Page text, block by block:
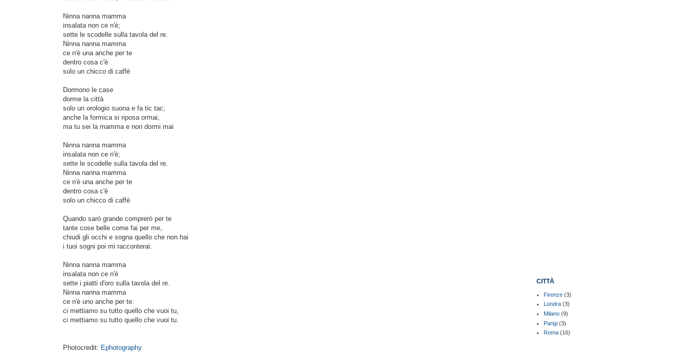
Ninna nanna mamma
insalata non ce n'è;
sette le scodelle sulla tavola del re.
Ninna nanna mamma
ce n'è una anche per te
dentro cosa c'è
solo un chicco di caffè
Dormono le case
dorme la città
solo un orologio suona e fa tic tac;
anche la formica si riposa ormai,
ma tu sei la mamma e non dormi mai
Ninna nanna mamma
insalata non ce n'è;
sette le scodelle sulla tavola del re.
Ninna nanna mamma
ce n'è una anche per te
dentro cosa c'è
solo un chicco di caffè
Quando sarò grande comprerò per te
tante cose belle come fai per me,
chiudi gli occhi e sogna quello che non hai
i tuoi sogni poi mi racconterai.
Ninna nanna mamma
insalata non ce n'è
sette i piatti d'oro sulla tavola del re.
Ninna nanna mamma
ce n'è uno anche per te:
ci mettiamo su tutto quello che vuoi tu,
ci mettiamo su tutto quello che vuoi tu.
Photocredit: Ephotography
CITTÀ
Firenze (3)
Londra (3)
Milano (9)
Parigi (3)
Roma (16)